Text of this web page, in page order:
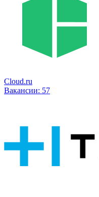
Cloud.ru
Вакансии: 57